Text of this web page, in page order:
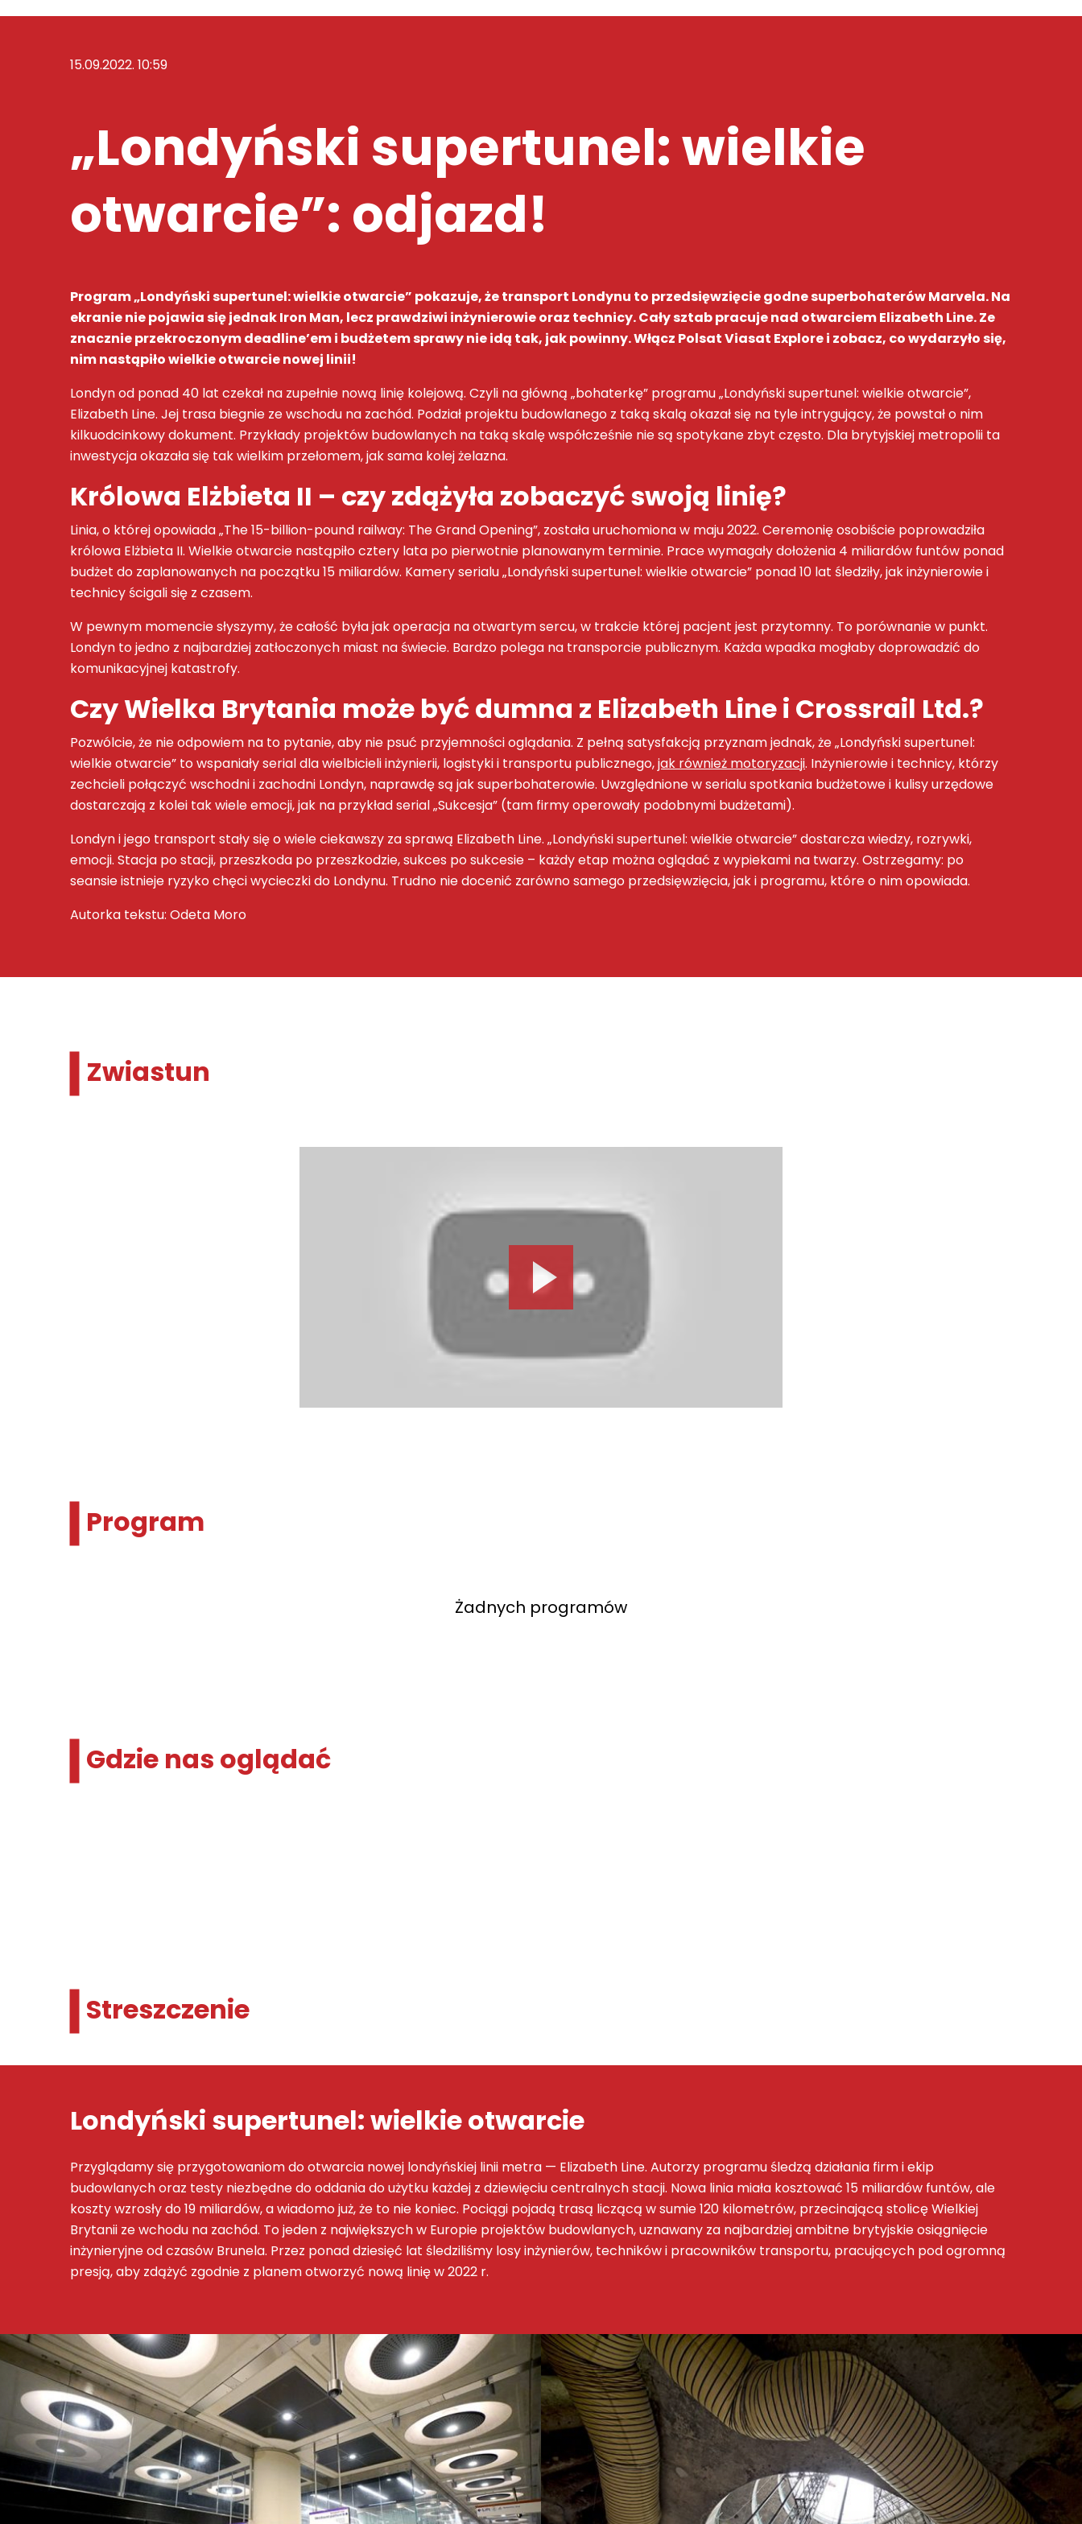
15.09.2022. 10:59
„Londyński supertunel: wielkie
otwarcie”: odjazd!
Program „Londyński supertunel: wielkie otwarcie” pokazuje, że transport Londynu to przedsięwzięcie godne superbohaterów Marvela. Na
ekranie nie pojawia się jednak Iron Man, lecz prawdziwi inżynierowie oraz technicy. Cały sztab pracuje nad otwarciem Elizabeth Line. Ze
znacznie przekroczonym deadline’em i budżetem sprawy nie idą tak, jak powinny. Włącz Polsat Viasat Explore i zobacz, co wydarzyło się,
nim nastąpiło wielkie otwarcie nowej linii!
Londyn od ponad 40 lat czekał na zupełnie nową linię kolejową. Czyli na główną „bohaterkę” programu „Londyński supertunel: wielkie otwarcie”,
Elizabeth Line. Jej trasa biegnie ze wschodu na zachód. Podział projektu budowlanego z taką skalą okazał się na tyle intrygujący, że powstał o nim
kilkuodcinkowy dokument. Przykłady projektów budowlanych na taką skalę współcześnie nie są spotykane zbyt często. Dla brytyjskiej metropolii ta
inwestycja okazała się tak wielkim przełomem, jak sama kolej żelazna.
Królowa Elżbieta II – czy zdążyła zobaczyć swoją linię?
Linia, o której opowiada „The 15-billion-pound railway: The Grand Opening”, została uruchomiona w maju 2022. Ceremonię osobiście poprowadziła
królowa Elżbieta II. Wielkie otwarcie nastąpiło cztery lata po pierwotnie planowanym terminie. Prace wymagały dołożenia 4 miliardów funtów ponad
budżet do zaplanowanych na początku 15 miliardów. Kamery serialu „Londyński supertunel: wielkie otwarcie” ponad 10 lat śledziły, jak inżynierowie i
technicy ścigali się z czasem.
W pewnym momencie słyszymy, że całość była jak operacja na otwartym sercu, w trakcie której pacjent jest przytomny. To porównanie w punkt.
Londyn to jedno z najbardziej zatłoczonych miast na świecie. Bardzo polega na transporcie publicznym. Każda wpadka mogłaby doprowadzić do
komunikacyjnej katastrofy.
Czy Wielka Brytania może być dumna z Elizabeth Line i Crossrail Ltd.?
Pozwólcie, że nie odpowiem na to pytanie, aby nie psuć przyjemności oglądania. Z pełną satysfakcją przyznam jednak, że „Londyński supertunel:
wielkie otwarcie” to wspaniały serial dla wielbicieli inżynierii, logistyki i transportu publicznego,jak również motoryzacji. Inżynierowie i technicy, którzy
zechcieli połączyć wschodni i zachodni Londyn, naprawdę są jak superbohaterowie. Uwzględnione w serialu spotkania budżetowe i kulisy urzędowe
dostarczają z kolei tak wiele emocji, jak na przykład serial „Sukcesja” (tam firmy operowały podobnymi budżetami).
Londyn i jego transport stały się o wiele ciekawszy za sprawą Elizabeth Line. „Londyński supertunel: wielkie otwarcie” dostarcza wiedzy, rozrywki,
emocji. Stacja po stacji, przeszkoda po przeszkodzie, sukces po sukcesie – każdy etap można oglądać z wypiekami na twarzy. Ostrzegamy: po
seansie istnieje ryzyko chęci wycieczki do Londynu. Trudno nie docenić zarówno samego przedsięwzięcia, jak i programu, które o nim opowiada.
Autorka tekstu: Odeta Moro
Zwiastun
Program
Żadnych programów
Gdzie nas oglądać
Streszczenie
Londyński supertunel: wielkie otwarcie
Przyglądamy się przygotowaniom do otwarcia nowej londyńskiej linii metra — Elizabeth Line. Autorzy programu śledzą działania firm i ekip
budowlanych oraz testy niezbędne do oddania do użytku każdej z dziewięciu centralnych stacji. Nowa linia miała kosztować 15 miliardów funtów, ale
koszty wzrosły do 19 miliardów, a wiadomo już, że to nie koniec. Pociągi pojadą trasą liczącą w sumie 120 kilometrów, przecinającą stolicę Wielkiej
Brytanii ze wchodu na zachód. To jeden z największych w Europie projektów budowlanych, uznawany za najbardziej ambitne brytyjskie osiągnięcie
inżynieryjne od czasów Brunela. Przez ponad dziesięć lat śledziliśmy losy inżynierów, techników i pracowników transportu, pracujących pod ogromną
presją, aby zdążyć zgodnie z planem otworzyć nową linię w 2022 r.